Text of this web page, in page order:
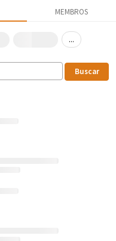
MEMBROS
...